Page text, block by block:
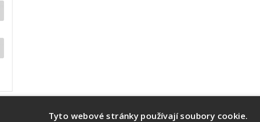
Náš tým
Tyto webové stránky používají soubory cookie.